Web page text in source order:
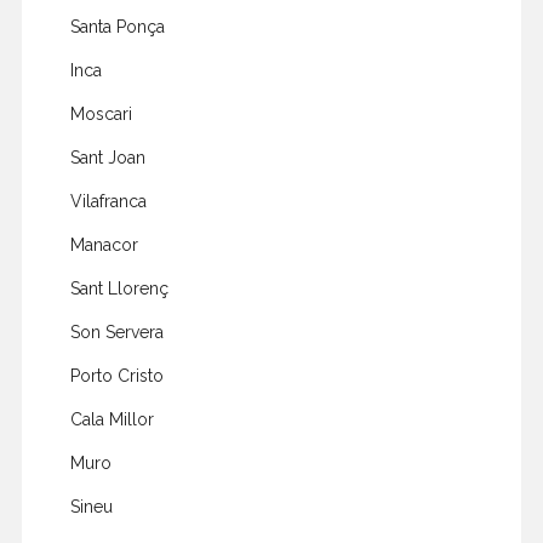
Santa Ponça
Inca
Moscari
Sant Joan
Vilafranca
Manacor
Sant Llorenç
Son Servera
Porto Cristo
Cala Millor
Muro
Sineu